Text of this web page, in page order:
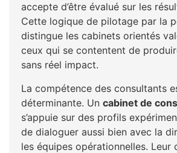
accepte d’être évalué sur les
Cette logique de pilotage par la
distingue les cabinets orientés
ceux qui se contentent de
sans réel impact.
La compétence des consultants
déterminante. Un cabinet de
s’appuie sur des profils
de dialoguer aussi bien avec la
les équipes opérationnelles. Leur